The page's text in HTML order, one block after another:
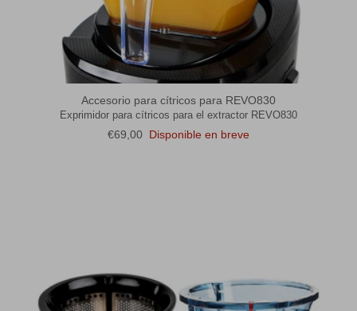
Accesorio para cítricos para REVO830
Exprimidor para cítricos para el extractor REVO830
Precio normal
€69,00 Disponible en breve